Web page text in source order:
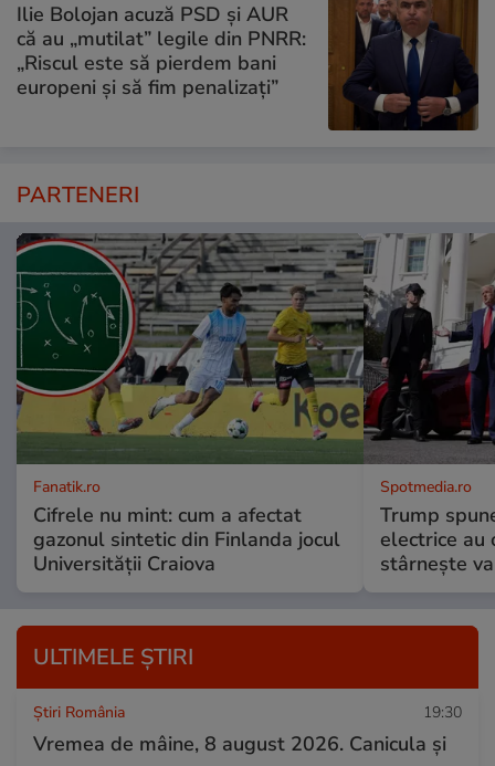
Ilie Bolojan acuză PSD și AUR
că au „mutilat” legile din PNRR:
„Riscul este să pierdem bani
europeni și să fim penalizați”
PARTENERI
Fanatik.ro
Cifrele nu mint: cum a afectat
gazonul sintetic din Finlanda jocul
Universității Craiova
Spotmedia.ro
Trump
electrice au
stârnește
ULTIMELE ȘTIRI
Știri România 19:30
Vremea de mâine, 8 august 2026. Canicula și